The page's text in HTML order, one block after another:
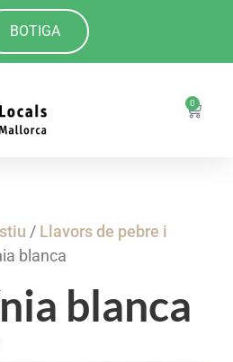
BOTIGA
0
/ Llavors de pebre i
blanca
blanca